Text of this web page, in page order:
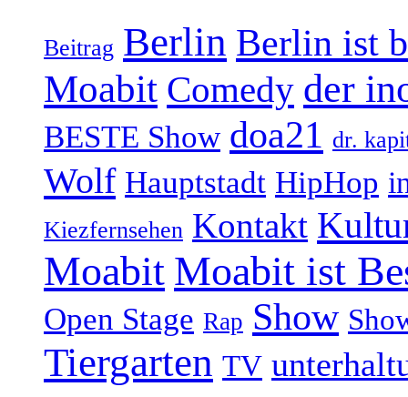
Beitrag Berlin Berlin ist
Moabit Comedy der
BESTE Show doa21 dr.
Wolf Hauptstadt HipHop
Kiezfernsehen Kontakt
Moabit Moabit ist
Open Stage Rap Show
Tiergarten TV